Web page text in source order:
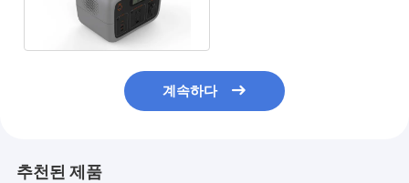
계속하다
추천된 제품